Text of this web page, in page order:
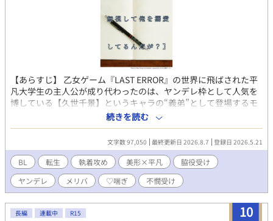
貴族たちの思惑や新聞社の誹謗中傷にも振り回され、慌ただしい
毎日を送っていた。 「すごーい、お仕事熱心なんですね。僕だっ
たらカイラス様より優先することなんてないけどな」 そんなな
か、「聖女の生まれ変わり」を名乗る美しい少年ルカ・アステル
が現れ、カイラスへ異常な執着を見せ始める。 そして海の向こう
では、一つの事件が静かに動き始めていた。 「これでお前は何者
でもない。窮屈な立場など捨てて俺の番になれ」 医療、政治、恋
愛、そして海を舞台にした新たな冒険。研究一筋の元小児科医
は、大切な人を守るため、再び帝国を揺るがす運命へ飛び込んで
【あらすじ】 乙女ゲーム『LAST ERROR』の世界に飛ばされた平
凡大学生の主人公が成り代わったのは、ヤンデレ枠として人気を
博している【久世千景】というキャラの“義弟”として登場するモ
ブキャラ、【久世綾人】だった。 しかし、久世綾人は千景のバッ
ドエンドで彼に殺されてしまう運命を背負った不幸な少年だっ
た。主人公は、死亡フラグを回避するため、千景とヒロインが結
ばれるように、そして自身はストーリーから離脱できるように奔
走する。 しかし、逃げようとするほど深まっていく義兄の執着。
果たして、主人公はヤンデレ義兄から逃げ切れるのか？ －－－－
－－－－－－－－ ⚠️注意⚠️ ※R-18【無理矢理、♡喘ぎ、濁点喘
ぎ】 ※メイン攻め以外に襲われるシーン有り(※挿入なし) ※メリ
バ(監禁、洗脳有り) ※暴力表現あり(サブ攻めによる)
続きを読む
文字数 97,050 最終更新日 2026.8.7 登録日 2026.5.21
BL 転生 執着攻め 美形×平凡
脇役受け
ヤンデレ
メリバ ♡喘ぎ 不憫受け
10
長編 連載中 R15